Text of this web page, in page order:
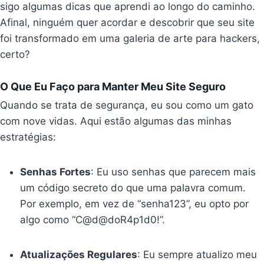
sigo algumas dicas que aprendi ao longo do caminho.
Afinal, ninguém quer acordar e descobrir que seu site
foi transformado em uma galeria de arte para hackers,
certo?
O Que Eu Faço para Manter Meu Site Seguro
Quando se trata de segurança, eu sou como um gato
com nove vidas. Aqui estão algumas das minhas
estratégias:
Senhas Fortes: Eu uso senhas que parecem mais
um código secreto do que uma palavra comum.
Por exemplo, em vez de “senha123”, eu opto por
algo como “C@d@doR4p1d0!”.
Atualizações Regulares: Eu sempre atualizo meu